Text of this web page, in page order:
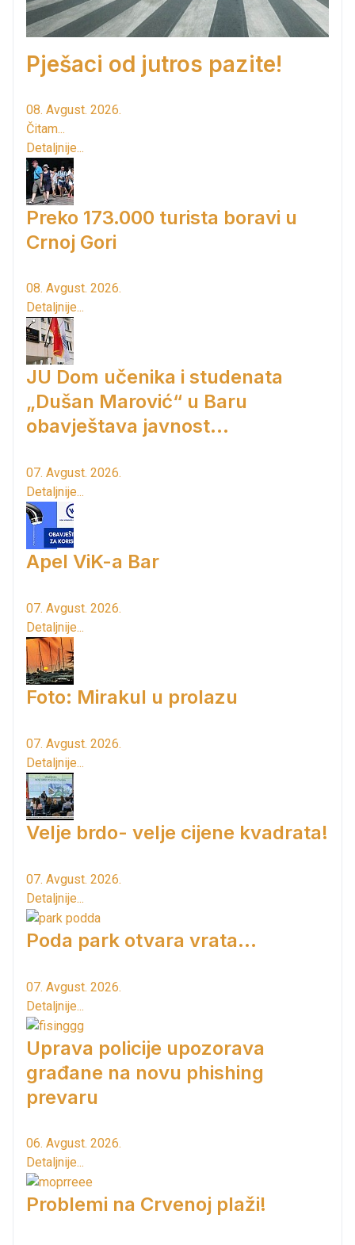
Pješaci od jutros pazite!
08. Avgust. 2026.
Čitam...
Detaljnije...
Preko 173.000 turista boravi u
Crnoj Gori
08. Avgust. 2026.
Detaljnije...
JU Dom učenika i studenata
„Dušan Marović“ u Baru
obavještava javnost...
07. Avgust. 2026.
Detaljnije...
Apel ViK-a Bar
07. Avgust. 2026.
Detaljnije...
Foto: Mirakul u prolazu
07. Avgust. 2026.
Detaljnije...
Velje brdo- velje cijene kvadrata!
07. Avgust. 2026.
Detaljnije...
Poda park otvara vrata...
07. Avgust. 2026.
Detaljnije...
Uprava policije upozorava
građane na novu phishing
prevaru
06. Avgust. 2026.
Detaljnije...
Problemi na Crvenoj plaži!